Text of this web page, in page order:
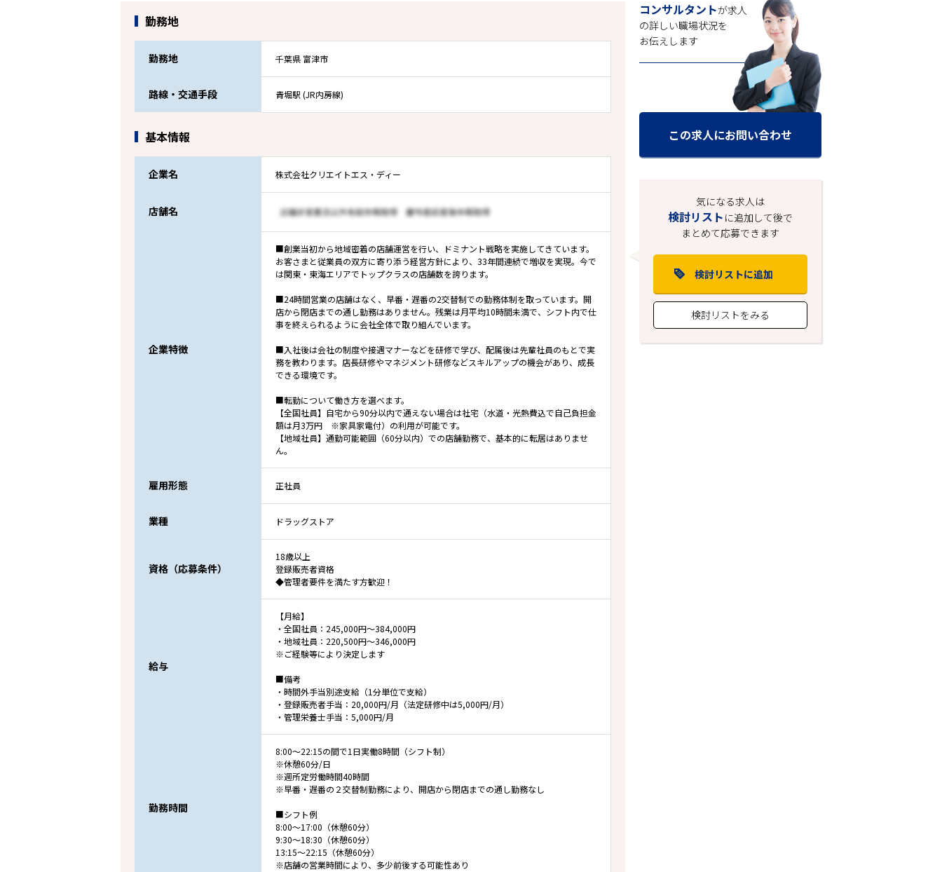
コンサルタントが求人
の詳しい職場状況を
お伝えします
この求人にお問い合わせ
気になる求人は
検討リスト に追加して後で
まとめて応募できます
検討リストに追加
検討リストをみる
勤務地
勤務地 千葉県 富津市
路線・交通手段 青堀駅 (JR内房線)
基本情報
企業名 株式会社クリエイトエス・ディー
店舗名
企業特徴
■創業当初から地域密着の店舗運営を行い、ドミナント戦略を実施してきています。
お客さまと従業員の双方に寄り添う経営方針により、33年間連続で増収を実現。今で
は関東・東海エリアでトップクラスの店舗数を誇ります。
■24時間営業の店舗はなく、早番・遅番の2交替制での勤務体制を取っています。開
店から閉店までの通し勤務はありません。残業は月平均10時間未満で、シフト内で仕
事を終えられるように会社全体で取り組んでいます。
■入社後は会社の制度や接遇マナーなどを研修で学び、配属後は先輩社員のもとで実
務を教わります。店長研修やマネジメント研修などスキルアップの機会があり、成長
できる環境です。
■転勤について働き方を選べます。
【全国社員】自宅から90分以内で通えない場合は社宅（水道・光熱費込で自己負担金
額は月3万円 ※家具家電付）の利用が可能です。
【地域社員】通勤可能範囲（60分以内）での店舗勤務で、基本的に転居はありませ
ん。
雇用形態 正社員
業種 ドラッグストア
資格（応募条件）
18歳以上
登録販売者資格
◆管理者要件を満たす方歓迎！
給与
【月給】
・全国社員：245,000円～384,000円
・地域社員：220,500円～346,000円
※ご経験等により決定します
■備考
・時間外手当別途支給（1分単位で支給）
・登録販売者手当：20,000円/月（法定研修中は5,000円/月）
・管理栄養士手当：5,000円/月
勤務時間
8:00～22:15の間で1日実働8時間（シフト制）
※休憩60分/日
※週所定労働時間40時間
※早番・遅番の２交替制勤務により、開店から閉店までの通し勤務なし
■シフト例
8:00～17:00（休憩60分）
9:30～18:30（休憩60分）
13:15～22:15（休憩60分）
※店舗の営業時間により、多少前後する可能性あり